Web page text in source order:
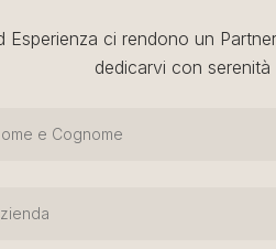
Esperienza ci rendono un
dedicarvi con serenità